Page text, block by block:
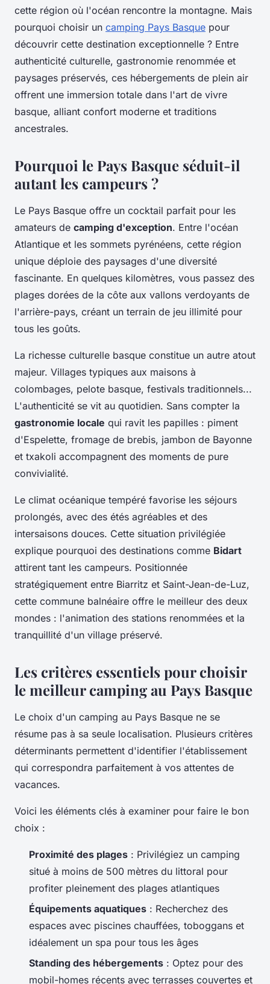
cette région où l'océan rencontre la montagne. Mais
pourquoi choisir un camping Pays Basque pour
découvrir cette destination exceptionnelle ? Entre
authenticité culturelle, gastronomie renommée et
paysages préservés, ces hébergements de plein air
offrent une immersion totale dans l'art de vivre
basque, alliant confort moderne et traditions
ancestrales.
Pourquoi le Pays Basque séduit-il
autant les campeurs ?
Le Pays Basque offre un cocktail parfait pour les
amateurs de camping d'exception. Entre l'océan
Atlantique et les sommets pyrénéens, cette région
unique déploie des paysages d'une diversité
fascinante. En quelques kilomètres, vous passez des
plages dorées de la côte aux vallons verdoyants de
l'arrière-pays, créant un terrain de jeu illimité pour
tous les goûts.
La richesse culturelle basque constitue un autre atout
majeur. Villages typiques aux maisons à
colombages, pelote basque, festivals traditionnels...
L'authenticité se vit au quotidien. Sans compter la
gastronomie locale qui ravit les papilles : piment
d'Espelette, fromage de brebis, jambon de Bayonne
et txakoli accompagnent des moments de pure
convivialité.
Le climat océanique tempéré favorise les séjours
prolongés, avec des étés agréables et des
intersaisons douces. Cette situation privilégiée
explique pourquoi des destinations comme Bidart
attirent tant les campeurs. Positionnée
stratégiquement entre Biarritz et Saint-Jean-de-Luz,
cette commune balnéaire offre le meilleur des deux
mondes : l'animation des stations renommées et la
tranquillité d'un village préservé.
Les critères essentiels pour choisir
le meilleur camping au Pays Basque
Le choix d'un camping au Pays Basque ne se
résume pas à sa seule localisation. Plusieurs critères
déterminants permettent d'identifier l'établissement
qui correspondra parfaitement à vos attentes de
vacances.
Voici les éléments clés à examiner pour faire le bon
choix :
Proximité des plages : Privilégiez un camping
situé à moins de 500 mètres du littoral pour
profiter pleinement des plages atlantiques
Équipements aquatiques : Recherchez des
espaces avec piscines chauffées, toboggans et
idéalement un spa pour tous les âges
Standing des hébergements : Optez pour des
mobil-homes récents avec terrasses couvertes et